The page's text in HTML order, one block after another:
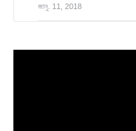
জানু. 11, 2018